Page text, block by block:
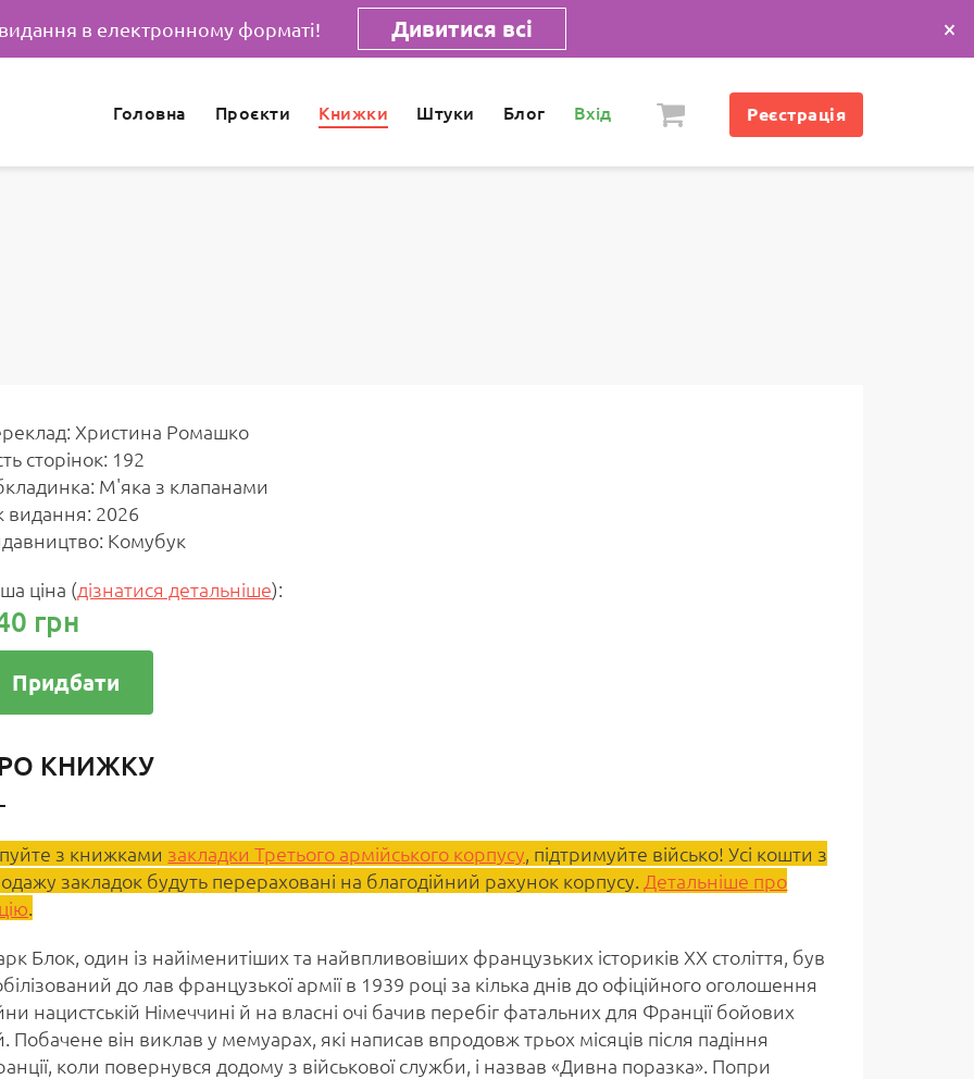
в електронному форматі! Дивитися всі ×
Головна Проєкти Книжки Штуки Блог Вхід Реєстрація
Христина Ромашко
сторінок: 192
М'яка з клапанами
видання: 2026
Комубук
ціна (дізнатися детальніше):
грн
Придбати
КНИЖКУ
з книжками закладки Третього армійського корпусу, підтримуйте військо! Усі кошти з
закладок будуть перераховані на благодійний рахунок корпусу. Детальніше про
.
Блок, один із найіменитіших та найвпливовіших французьких істориків ХХ століття, був
до лав французької армії в 1939 році за кілька днів до офіційного оголошення
нацистській Німеччині й на власні очі бачив перебіг фатальних для Франції бойових
Побачене він виклав у мемуарах, які написав впродовж трьох місяців після падіння
коли повернувся додому з військової служби, і назвав «Дивна поразка». Попри